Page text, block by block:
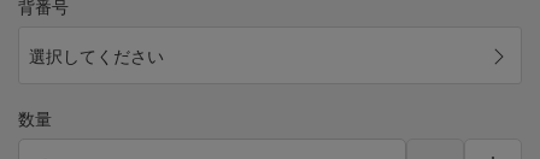
背番号
選択してください
数量